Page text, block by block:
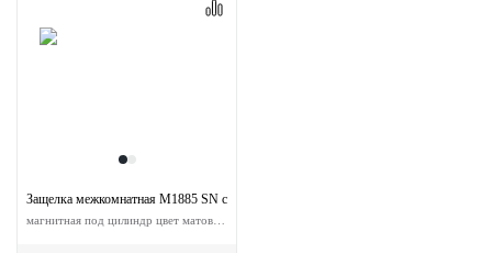
Защелка межкомнатная M1885 SN с ответной планкой